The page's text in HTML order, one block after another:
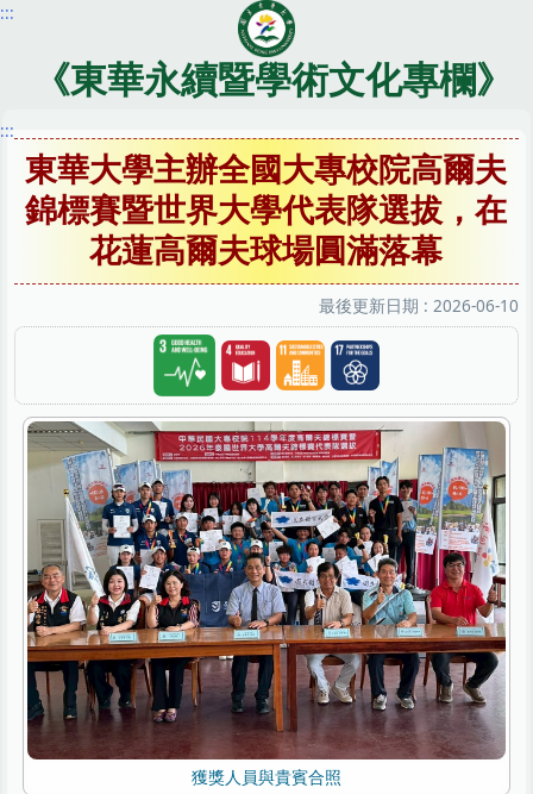
跳
內
區
:::
《東華永續暨學術文化專欄》
:::
東華大學主辦全國大專校院高爾夫
錦標賽暨世界大學代表隊選拔，在
花蓮高爾夫球場圓滿落幕
最後更新日期 : 2026-06-10
獲獎人員與貴賓合照